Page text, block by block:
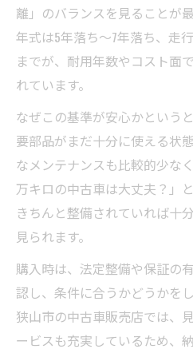
離」のバランスを見ることが
年式は5年落ち～7年落ち、走
までが、耐用年数やコスト面
れています。
なぜこの基準が安心かという
要部品がまだ十分に使える状
なメンテナンスも比較的少な
万キロの中古車は大丈夫？」
きちんと整備されていれば十
見られます。
購入時は、法定整備や保証の
認し、条件に合うかどうかを
狭山市の中古車販売店では、
ービスも充実しているため、